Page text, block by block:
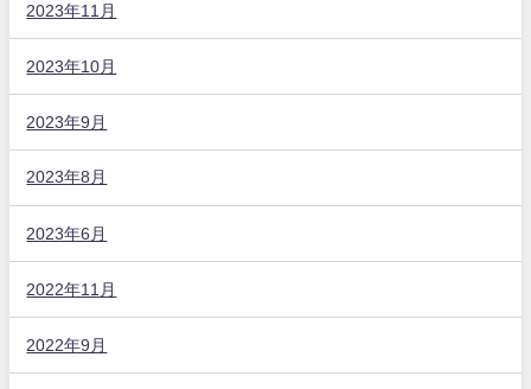
2023年11月
2023年10月
2023年9月
2023年8月
2023年6月
2022年11月
2022年9月